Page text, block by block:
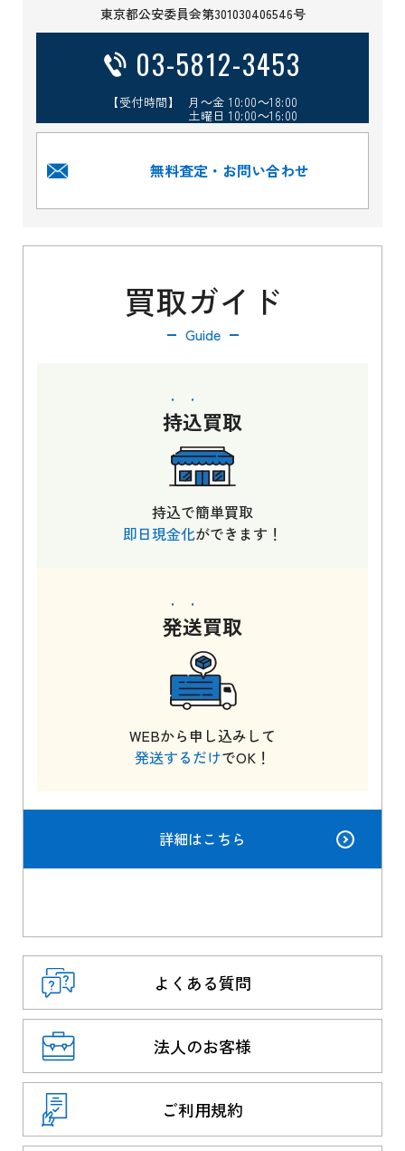
東京都公安委員会第301030406546号
03-5812-3453
【受付時間】 月～金 10:00～18:00
土曜日 10:00～16:00
無料査定・お問い合わせ
買取ガイド
Guide
持込買取
持込で簡単買取
即日現金化ができます！
発送買取
WEBから申し込みして
発送するだけでOK！
詳細はこちら
よくある質問
法人のお客様
ご利用規約